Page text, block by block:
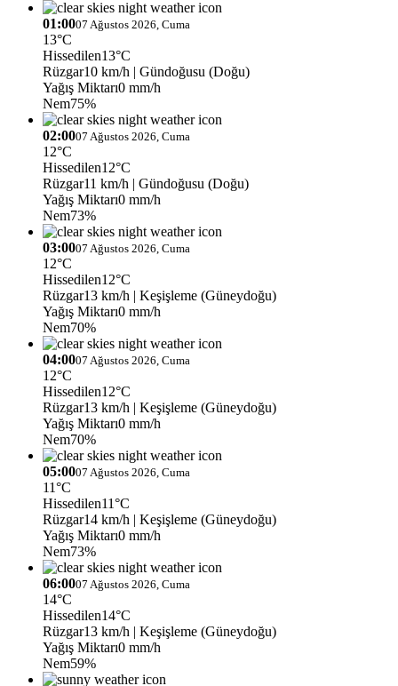
01:0007 Ağustos 2026, Cuma
13°C
Hissedilen13°C
Rüzgar10 km/h | Gündoğusu (Doğu)
Yağış Miktarı0 mm/h
Nem75%
02:0007 Ağustos 2026, Cuma
12°C
Hissedilen12°C
Rüzgar11 km/h | Gündoğusu (Doğu)
Yağış Miktarı0 mm/h
Nem73%
03:0007 Ağustos 2026, Cuma
12°C
Hissedilen12°C
Rüzgar13 km/h | Keşişleme (Güneydoğu)
Yağış Miktarı0 mm/h
Nem70%
04:0007 Ağustos 2026, Cuma
12°C
Hissedilen12°C
Rüzgar13 km/h | Keşişleme (Güneydoğu)
Yağış Miktarı0 mm/h
Nem70%
05:0007 Ağustos 2026, Cuma
11°C
Hissedilen11°C
Rüzgar14 km/h | Keşişleme (Güneydoğu)
Yağış Miktarı0 mm/h
Nem73%
06:0007 Ağustos 2026, Cuma
14°C
Hissedilen14°C
Rüzgar13 km/h | Keşişleme (Güneydoğu)
Yağış Miktarı0 mm/h
Nem59%